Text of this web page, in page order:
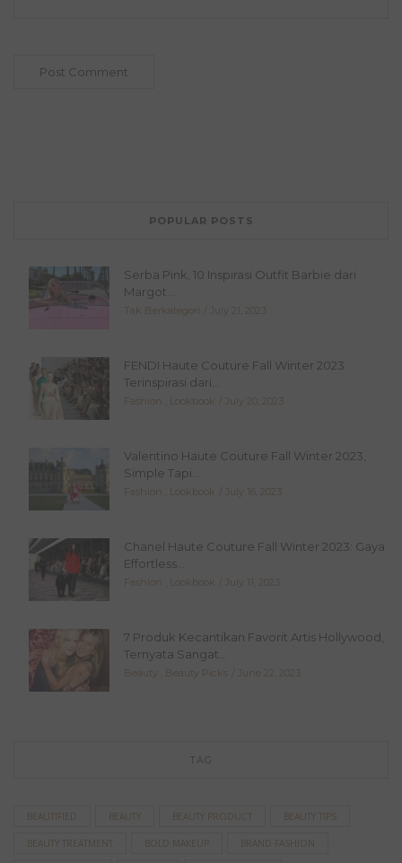
POPULAR POSTS
Serba Pink, 10 Inspirasi Outfit Barbie dari
Margot...
Tak Berkategori July 21, 2023
FENDI Haute Couture Fall Winter 2023
Terinspirasi dari...
Fashion Lookbook July 20, 2023
Valentino Haute Couture Fall Winter 2023,
Simple Tapi...
Fashion Lookbook July 16, 2023
Chanel Haute Couture Fall Winter 2023: Gaya
Effortless...
Fashion Lookbook July 11, 2023
7 Produk Kecantikan Favorit Artis Hollywood,
Ternyata Sangat...
Beauty Beauty Picks June 22, 2023
TAG
BEAUTIFIED BEAUTY BEAUTY PRODUCT BEAUTY TIPS
BEAUTY TREATMENT BOLD MAKEUP BRAND FASHION